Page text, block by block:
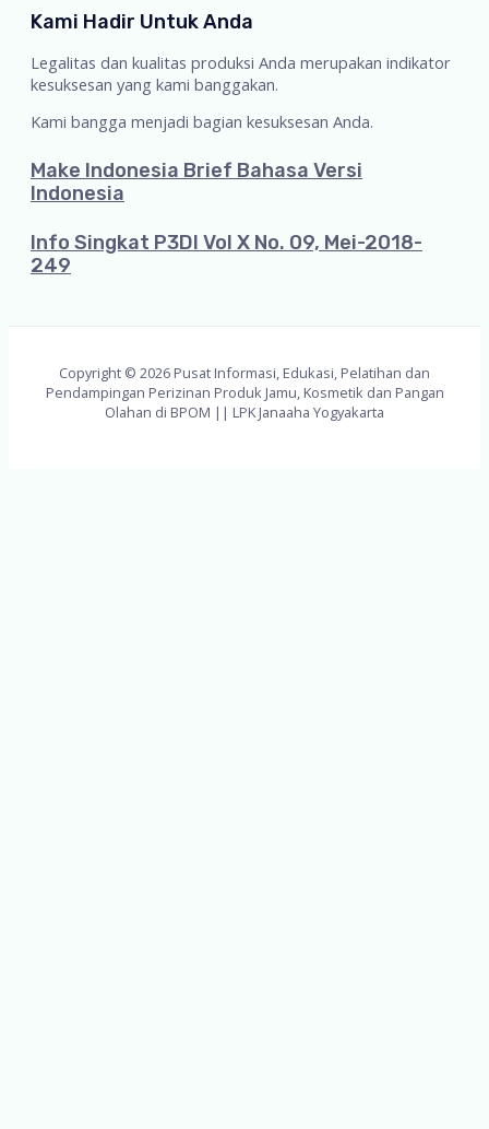
Kami Hadir Untuk Anda
Legalitas dan kualitas produksi Anda merupakan indikator
kesuksesan yang kami banggakan.
Kami bangga menjadi bagian kesuksesan Anda.
Make Indonesia Brief Bahasa Versi
Indonesia
Info Singkat P3DI Vol X No. 09, Mei-2018-
249
Copyright © 2026 Pusat Informasi, Edukasi, Pelatihan dan
Pendampingan Perizinan Produk Jamu, Kosmetik dan Pangan
Olahan di BPOM || LPK Janaaha Yogyakarta